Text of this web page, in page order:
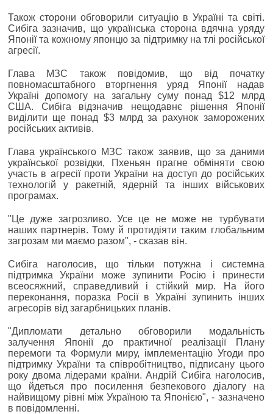
Також сторони обговорили ситуацію в Україні та світі.
Сибіга зазначив, що українська сторона вдячна уряду
Японії та кожному японцю за підтримку на тлі російської
агресії.
Глава МЗС також повідомив, що від початку
повномасштабного вторгнення уряд Японії надав
Україні допомогу на загальну суму понад $12 млрд
США. Сибіга відзначив нещодавнє рішення Японії
виділити ще понад $3 млрд за рахунок заморожених
російських активів.
Глава українського МЗС також заявив, що за даними
української розвідки, Пхеньян прагне обміняти свою
участь в агресії проти України на доступ до російських
технологій у ракетній, ядерній та інших військових
програмах.
"Це дуже загрозливо. Усе це не може не турбувати
наших партнерів. Тому й протидіяти таким глобальним
загрозам ми маємо разом", - сказав він.
Сибіга наголосив, що тільки потужна і системна
підтримка України може зупинити Росію і принести
всеосяжний, справедливий і стійкий мир. На його
переконання, поразка Росії в Україні зупинить інших
агресорів від загарбницьких планів.
"Дипломати детально обговорили модальність
залучення Японії до практичної реалізації Плану
перемоги та Формули миру, імплементацію Угоди про
підтримку України та співробітництво, підписану цього
року двома лідерами країни. Андрій Сибіга наголосив,
що йдеться про посилення безпекового діалогу на
найвищому рівні між Україною та Японією", - зазначено
в повідомленні.